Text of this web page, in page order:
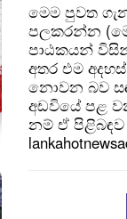
මෙම පුවත
පලකරන්න
පාඨකයන්
අතර එම
නොවන බව
අඩවියේ පළ
නම් ඒ පිළිබඳව